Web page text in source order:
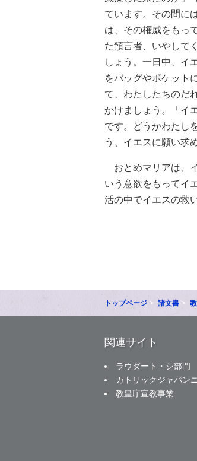
ています。その間に
は、その権威をもっ
た預言者、いやして
しょう。一日中、イ
をバッグやポケット
て、わたしたちのだ
かけましょう。「イ
です。どうかわたし
う、イエスに願い求
おとめマリアは、
いう意欲をもってイ
活の中でイエスの救
トップページ 諸文書
関連サイト
ラウダート・シ部門
カトリックジャパン
教皇庁宣教事業